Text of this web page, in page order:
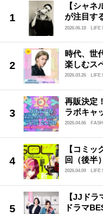
【シャ
が注目す
2026.06.18
LIFE
時代、世
楽しむス
2026.03.26 LIFE
再販決定
ラボキャ
2026.04.06
【コミ
回（後半）
2026.04.09 LIFE
【JJド
ドラマ